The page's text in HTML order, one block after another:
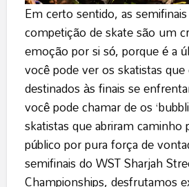
Em certo sentido, as
competição de skate são um
emoção por si só, porque é a
você pode ver os skatistas
destinados às finais se
você pode chamar de os
skatistas que abriram caminho
público por pura força de
semifinais do WST Sharjah
Championships, desfrutamos